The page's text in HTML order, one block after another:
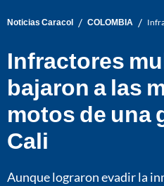
Noticias Caracol / COLOMBIA /
Infractores
bajaron a las
motos de una
Cali
Aunque lograron evadir la